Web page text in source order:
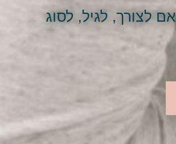
לצורך, לגיל, לסוג